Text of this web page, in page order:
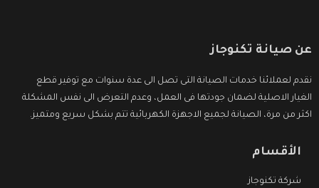
عن صيانة تكنوجاز
نقدم لعملائنا خدمات الصيانة التى تصل الى عدة سنوات مع توفير قطع
الغيار الاصلية لضمان جودتها فى العمل، وعدم التعرض الى نفس المشكلة
اكثر من مرة، الصيانة لجميع الاجهزة الكهربائية تتم بشكل سريع ومتميز.
الأقسام
شركة تكنوجاز